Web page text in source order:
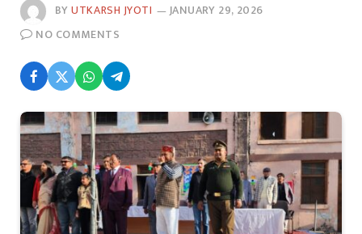
BYUTKARSH JYOTI
JANUARY 29, 2026
NO COMMENTS